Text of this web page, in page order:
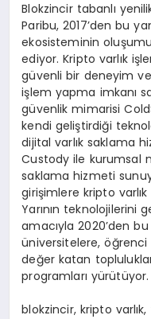
Blokzincir tabanlı
Paribu, 2017’den bu
ekosisteminin
ediyor. Kripto varlık
güvenli bir deneyim ve
işlem yapma imkanı
güvenlik mimarisi
kendi geliştirdiği
dijital varlık saklama
Custody ile kurumsal
saklama hizmeti
girişimlere kripto
Yarının teknolojilerini
amacıyla 2020’den
üniversitelere,
değer katan
programları
blokzincir, kripto